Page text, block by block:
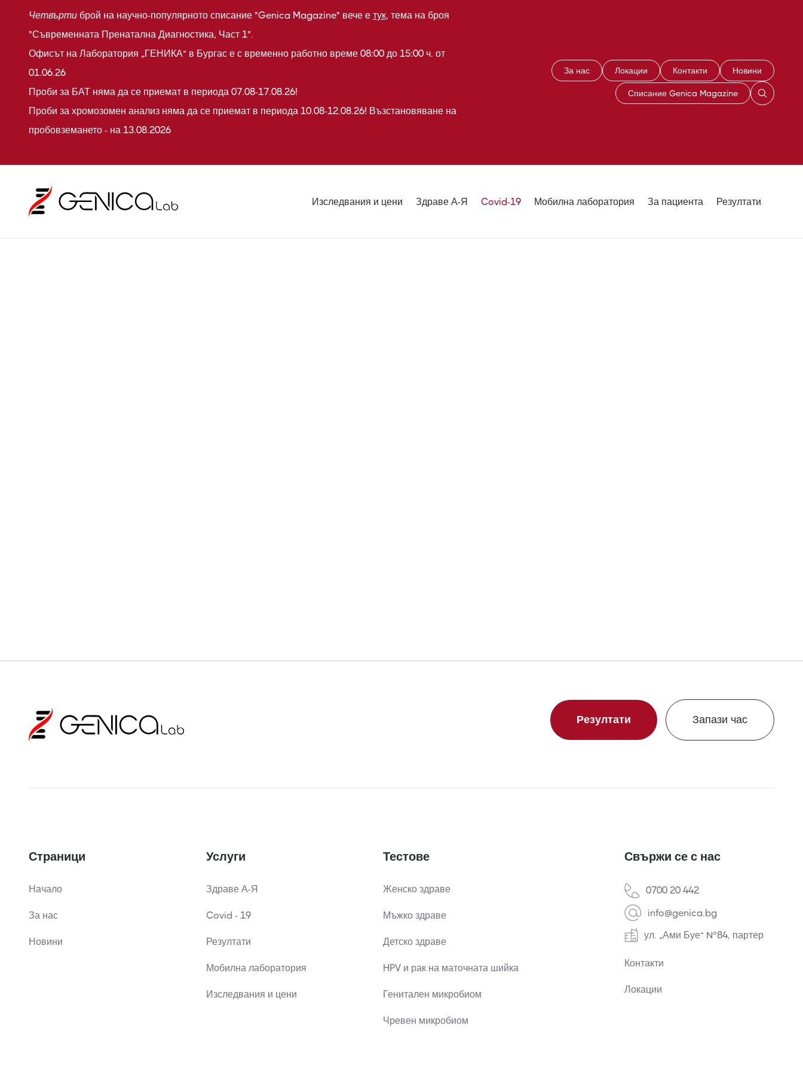
Четвърти брой на научно-популярното списание "Genica Magazine" вече е тук, тема на броя
"Съвременната Пренатална Диагностика, Част 1".
Офисът на Лаборатория „ГЕНИКА“ в Бургас е с временно работно време 08:00 до 15:00 ч. от
01.06.26
Проби за БАТ няма да се приемат в периода 07.08-17.08.26!
Проби за хромозомен анализ няма да се приемат в периода 10.08-12.08.26! Възстановяване на
пробовземането - на 13.08.2026
За нас Локации Контакти Новини
Списание Genica Magazine
Изследвания и цени Здраве А-Я Covid-19 Мобилна лаборатория За пациента Резултати
Резултати Запази час
Страници
Начало
За нас
Новини
Услуги
Здраве А-Я
Covid - 19
Резултати
Мобилна лаборатория
Изследвания и цени
Тестове
Женско здраве
Мъжко здраве
Детско здраве
HPV и рак на маточната шийка
Генитален микробиом
Чревен микробиом
Свържи се с нас
0700 20 442
info@genica.bg
ул. „Ами Буе“ №84, партер
Контакти
Локации